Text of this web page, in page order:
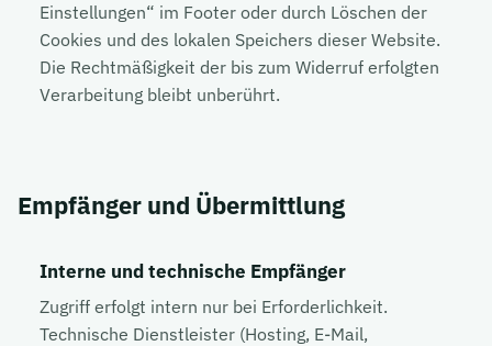
Einstellungen“ im Footer oder durch Löschen der
Cookies und des lokalen Speichers dieser Website.
Die Rechtmäßigkeit der bis zum Widerruf erfolgten
Verarbeitung bleibt unberührt.
Empfänger und Übermittlung
Interne und technische Empfänger
Zugriff erfolgt intern nur bei Erforderlichkeit.
Technische Dienstleister (Hosting, E-Mail,